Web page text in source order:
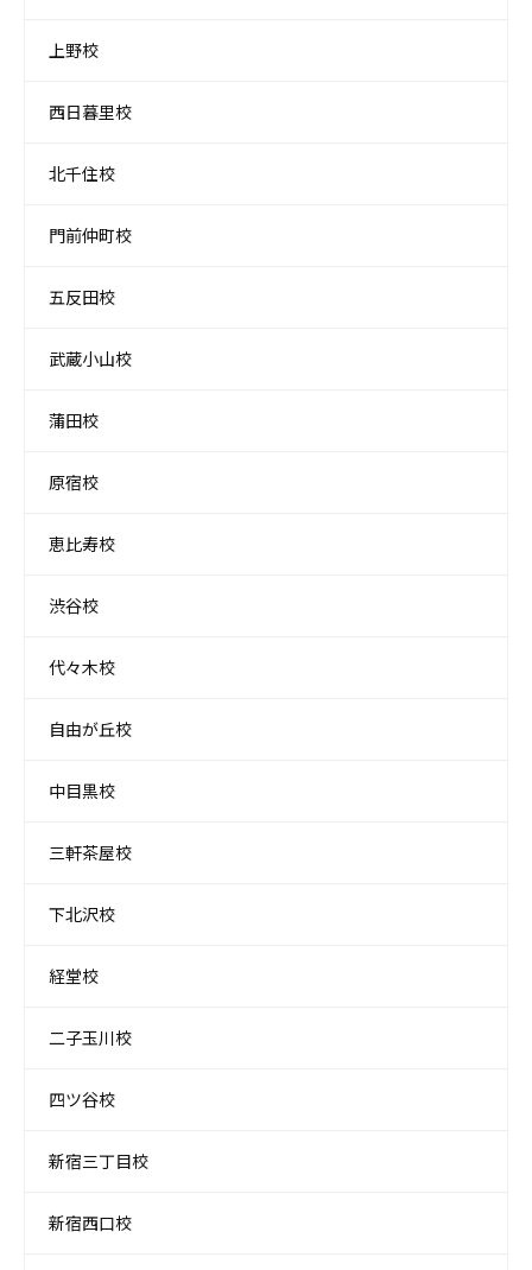
上野校
西日暮里校
北千住校
門前仲町校
五反田校
武蔵小山校
蒲田校
原宿校
恵比寿校
渋谷校
代々木校
自由が丘校
中目黒校
三軒茶屋校
下北沢校
経堂校
二子玉川校
四ツ谷校
新宿三丁目校
新宿西口校